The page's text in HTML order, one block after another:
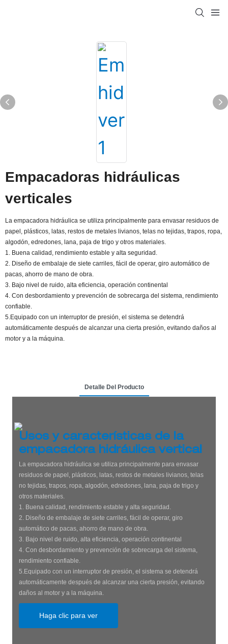
Empacadoras hidráulicas
verticales
La empacadora hidráulica se utiliza principalmente para envasar residuos de
papel, plásticos, latas, restos de metales livianos, telas no tejidas, trapos, ropa,
algodón, edredones, lana, paja de trigo y otros materiales.
1. Buena calidad, rendimiento estable y alta seguridad.
2. Diseño de embalaje de siete carriles, fácil de operar, giro automático de
pacas, ahorro de mano de obra.
3. Bajo nivel de ruido, alta eficiencia, operación continental
4. Con desbordamiento y prevención de sobrecarga del sistema, rendimiento
confiable.
5.Equipado con un interruptor de presión, el sistema se detendrá
automáticamente después de alcanzar una cierta presión, evitando daños al
motor y a la máquina.
Detalle Del Producto
Usos y características de la
empacadora hidráulica vertical
La empacadora hidráulica se utiliza principalmente para envasar
residuos de papel, plásticos, latas, restos de metales livianos, telas
no tejidas, trapos, ropa, algodón, edredones, lana, paja de trigo y
otros materiales.
1. Buena calidad, rendimiento estable y alta seguridad.
2. Diseño de embalaje de siete carriles, fácil de operar, giro
automático de pacas, ahorro de mano de obra.
3. Bajo nivel de ruido, alta eficiencia, operación continental
4. Con desbordamiento y prevención de sobrecarga del sistema,
rendimiento confiable.
5.Equipado con un interruptor de presión, el sistema se detendrá
automáticamente después de alcanzar una cierta presión, evitando
daños al motor y a la máquina.
Haga clic para ver